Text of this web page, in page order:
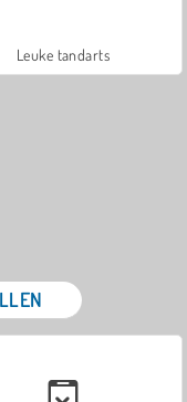
Leuke tandarts